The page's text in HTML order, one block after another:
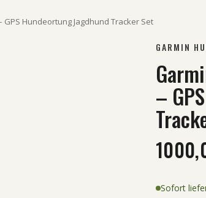
GPS Hundeortung Jagdhund Tracker Set
GARMIN
–
Sofort